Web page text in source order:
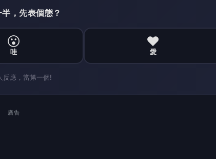
，先表個態？
😮
哇
❤️
愛
反應，當第一個!
廣告